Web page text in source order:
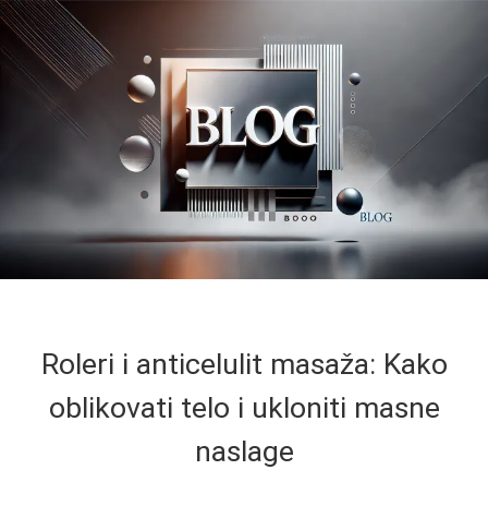
Roleri i anticelulit masaža: Kako
oblikovati telo i ukloniti masne
naslage